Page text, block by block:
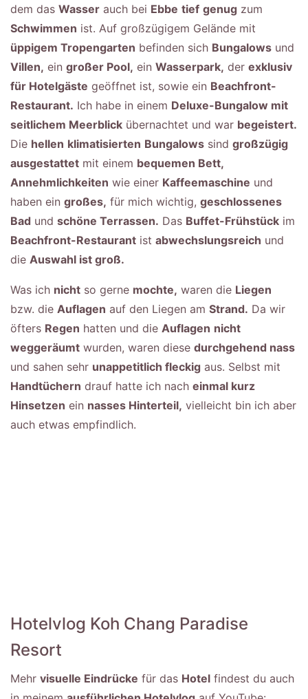
dem das Wasser auch bei Ebbe tief genug zum
Schwimmen ist. Auf großzügigem Gelände mit
üppigem Tropengarten befinden sich Bungalows und
Villen, ein großer Pool, ein Wasserpark, der exklusiv
für Hotelgäste geöffnet ist, sowie ein Beachfront-
Restaurant. Ich habe in einem Deluxe-Bungalow mit
seitlichem Meerblick übernachtet und war begeistert.
Die hellen klimatisierten Bungalows sind großzügig
ausgestattet mit einem bequemen Bett,
Annehmlichkeiten wie einer Kaffeemaschine und
haben ein großes, für mich wichtig, geschlossenes
Bad und schöne Terrassen. Das Buffet-Frühstück im
Beachfront-Restaurant ist abwechslungsreich und
die Auswahl ist groß.
Was ich nicht so gerne mochte, waren die Liegen
bzw. die Auflagen auf den Liegen am Strand. Da wir
öfters Regen hatten und die Auflagen nicht
weggeräumt wurden, waren diese durchgehend nass
und sahen sehr unappetitlich fleckig aus. Selbst mit
Handtüchern drauf hatte ich nach einmal kurz
Hinsetzen ein nasses Hinterteil, vielleicht bin ich aber
auch etwas empfindlich.
Hotelvlog Koh Chang Paradise
Resort
Mehr visuelle Eindrücke für das Hotel findest du auch